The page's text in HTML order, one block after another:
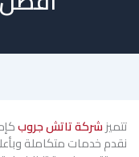
تتميزشركة تاتش جروب
نقدم خدمات متكاملة